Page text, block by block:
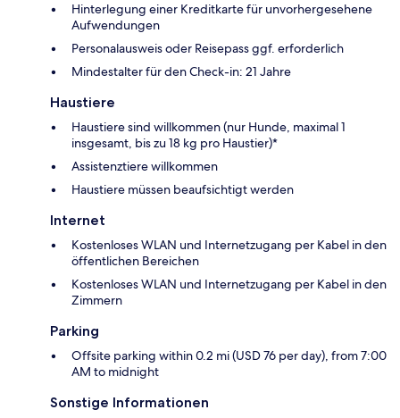
Hinterlegung einer Kreditkarte für unvorhergesehene
Aufwendungen
Personalausweis oder Reisepass ggf. erforderlich
Mindestalter für den Check-in: 21 Jahre
Haustiere
Haustiere sind willkommen (nur Hunde, maximal 1
insgesamt, bis zu 18 kg pro Haustier)*
Assistenztiere willkommen
Haustiere müssen beaufsichtigt werden
Internet
Kostenloses WLAN und Internetzugang per Kabel in den
öffentlichen Bereichen
Kostenloses WLAN und Internetzugang per Kabel in den
Zimmern
Parking
Offsite parking within 0.2 mi (USD 76 per day), from 7:00
AM to midnight
Sonstige Informationen